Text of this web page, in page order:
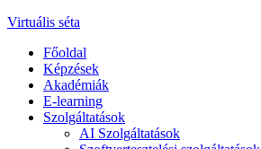
Virtuális séta
Főoldal
Képzések
Akadémiák
E-learning
Szolgáltatások
AI Szolgáltatások